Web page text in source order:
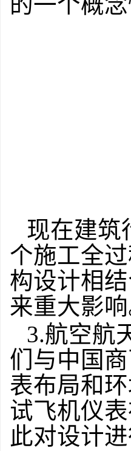
现在建筑
个施工全
构设计相
来重大影响
3.航空航
们与中国
表布局和
试飞机仪
此对设计进